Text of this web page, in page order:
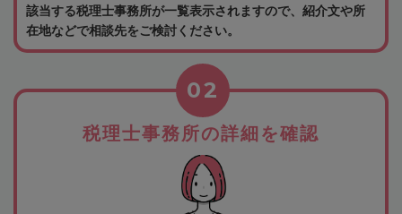
該当する税理士事務所が一覧表示されますので、紹介文や所
在地などで相談先をご検討ください。
税理士事務所の詳細を確認
02